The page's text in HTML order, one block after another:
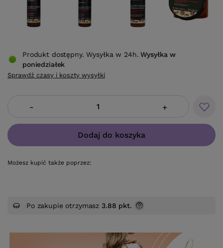
- +
Dodaj do koszyka
Możesz kupić także poprzez:
Produkt dostępny. Wysyłka w 24h. Wysyłkaw
poniedziałek
Sprawdź czasy i koszty wysyłki
Po zakupie otrzymasz 3.88 pkt.